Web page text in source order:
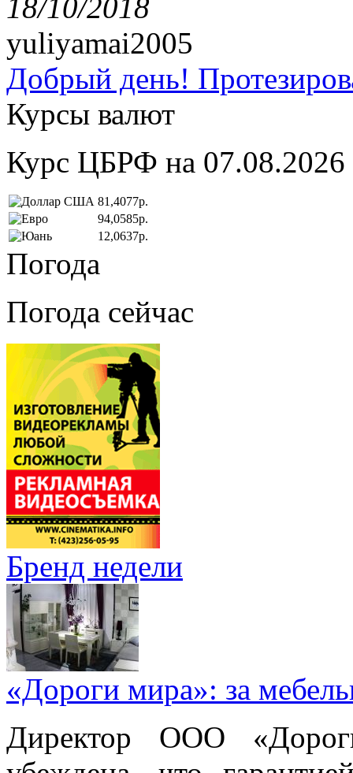
18/10/2018
yuliyamai2005
Добрый день!
Курсы валют
Курс ЦБРФ на 07.08.2026
81,4077р.
94,0585р.
12,0637р.
Погода
Погода сейчас
Бренд недели
«Дороги мира»: за
Директор ООО